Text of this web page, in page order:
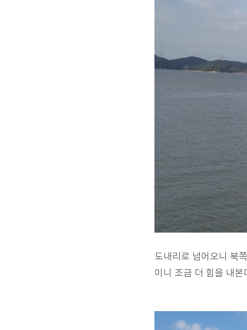
도내리로 넘어오니 북
이니 조금 더 힘을 내